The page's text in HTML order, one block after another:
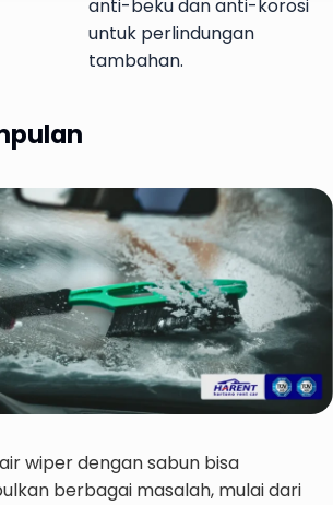
anti-beku dan anti-korosi
untuk perlindungan
tambahan.
wiper dengan sabun bisa
berbagai masalah, mulai dari